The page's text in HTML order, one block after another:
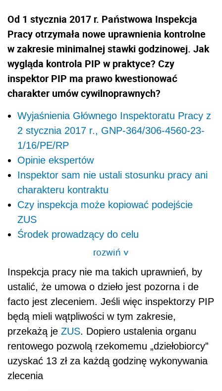
Od 1 stycznia 2017 r. Państwowa Inspekcja
Pracy otrzymała nowe uprawnienia kontrolne
w zakresie minimalnej stawki godzinowej. Jak
wygląda kontrola PIP w praktyce? Czy
inspektor PIP ma prawo kwestionować
charakter umów cywilnoprawnych?
Wyjaśnienia Głównego Inspektoratu Pracy z
2 stycznia 2017 r., GNP-364/306-4560-23-
1/16/PE/RP
Opinie ekspertów
Inspektor sam nie ustali stosunku pracy ani
charakteru kontraktu
Czy inspekcja może kopiować podejście
ZUS
Środek prowadzący do celu
rozwiń>
Inspekcja pracy nie ma takich uprawnień, by
ustalić, że umowa o dzieło jest pozorna i de
facto jest zleceniem. Jeśli więc inspektorzy PIP
będą mieli wątpliwości w tym zakresie,
przekażą je ZUS. Dopiero ustalenia organu
rentowego pozwolą rzekomemu „dziełobiorcy”
uzyskać 13 zł za każdą godzinę wykonywania
zlecenia